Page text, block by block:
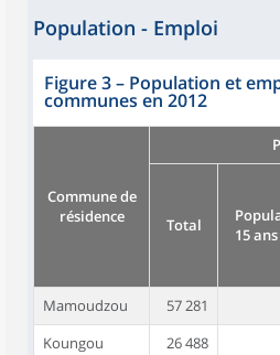
Population - Emploi
Figure 3– Population et
communes en 2012
Commune de
résidence
Total
15
Mamoudzou
57 281
Koungou
26 488